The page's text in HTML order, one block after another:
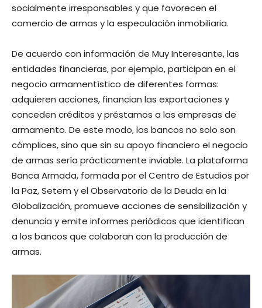
socialmente irresponsables y que favorecen el
comercio de armas y la especulación inmobiliaria.
De acuerdo con información de Muy Interesante, las
entidades financieras, por ejemplo, participan en el
negocio armamentístico de diferentes formas:
adquieren acciones, financian las exportaciones y
conceden créditos y préstamos a las empresas de
armamento. De este modo, los bancos no solo son
cómplices, sino que sin su apoyo financiero el negocio
de armas sería prácticamente inviable. La plataforma
Banca Armada, formada por el Centro de Estudios por
la Paz, Setem y el Observatorio de la Deuda en la
Globalización, promueve acciones de sensibilización y
denuncia y emite informes periódicos que identifican
a los bancos que colaboran con la producción de
armas.